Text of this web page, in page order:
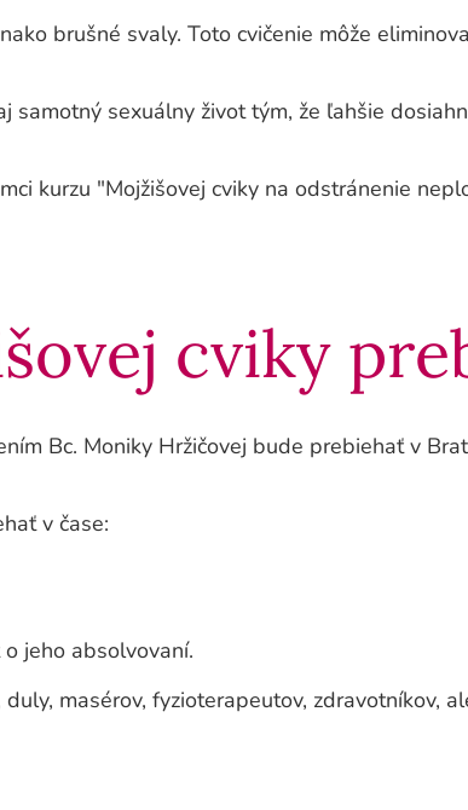
brušné svaly. Toto cvičenie môže
sexuálny život tým, že ľahšie
kurzu "Mojžišovej cviky na odstránenie
cviky
Bc. Moniky Hržičovej bude prebiehať v
v čase:
jeho absolvovaní.
masérov, fyzioterapeutov, zdravotníkov,